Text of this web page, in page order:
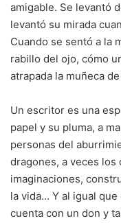
amigable. Se levantó
levantó su mirada
Cuando se sentó a la
rabillo del ojo, cómo
atrapada la muñeca
Un escritor es una
papel y su pluma, a
personas del
dragones, a veces
imaginaciones,
la vida… Y al igual
cuenta con un don y